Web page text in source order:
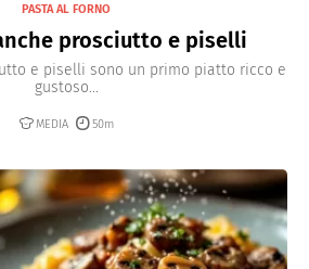
PASTA AL FORNO
prosciutto e piselli
e piselli sono un primo piatto ricco e
gustoso...
MEDIA 50m